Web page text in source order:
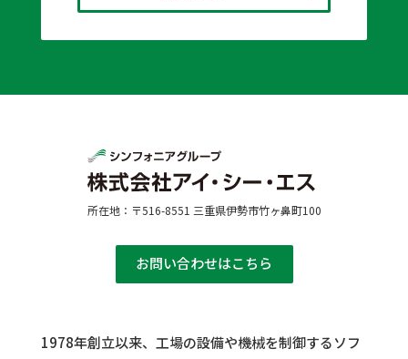
所在地：〒516-8551 三重県伊勢市竹ヶ鼻町100
お問い合わせはこちら
1978年創立以来、工場の設備や機械を制御するソフ